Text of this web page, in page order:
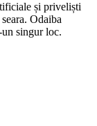
și priveliști
Odaiba
singur loc.